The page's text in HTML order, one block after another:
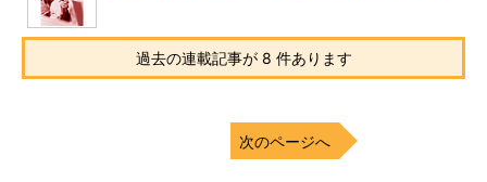
過去の連載記事が 8 件あります
次のページへ